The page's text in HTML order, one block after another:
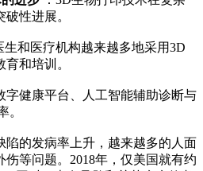
性进展。
生和医疗机构越来越多地采用3D
和培训。
字健康平台、人工智能辅助诊断与
。
陷的发病率上升，越来越多的人面
等问题。2018年，仅美国就有约